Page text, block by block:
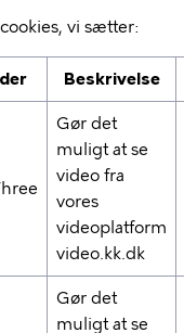
vi sætter:
Beskrivelse
Gør det
muligt at se
video fra
vores
videoplatform
video.kk.dk
Gør det
muligt at se